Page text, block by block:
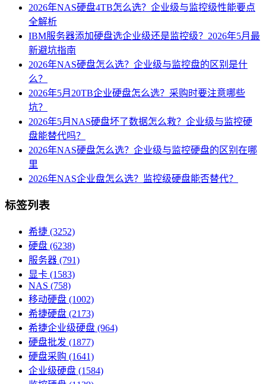
2026年NAS硬盘4TB怎么选？企业级与监控级性能要点
全解析
IBM服务器添加硬盘选企业级还是监控级？2026年5月最
新避坑指南
2026年NAS硬盘怎么选？企业级与监控盘的区别是什
么？
2026年5月20TB企业硬盘怎么选？采购时要注意哪些
坑？
2026年5月NAS硬盘坏了数据怎么救？企业级与监控硬
盘能替代吗？
2026年NAS硬盘怎么选？企业级与监控硬盘的区别在哪
里
2026年NAS企业盘怎么选？监控级硬盘能否替代？
标签列表
希捷 (3252)
硬盘 (6238)
服务器 (791)
显卡 (1583)
NAS (758)
移动硬盘 (1002)
希捷硬盘 (2173)
希捷企业级硬盘 (964)
硬盘批发 (1877)
硬盘采购 (1641)
企业级硬盘 (1584)